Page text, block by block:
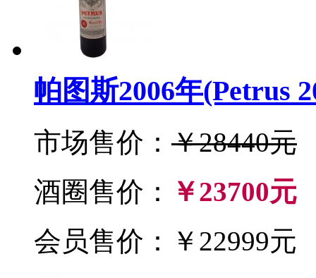
帕图斯2006年(Petrus
市场售价： ￥28440元
酒圈售价：
￥23700元
会员售价：￥22999元